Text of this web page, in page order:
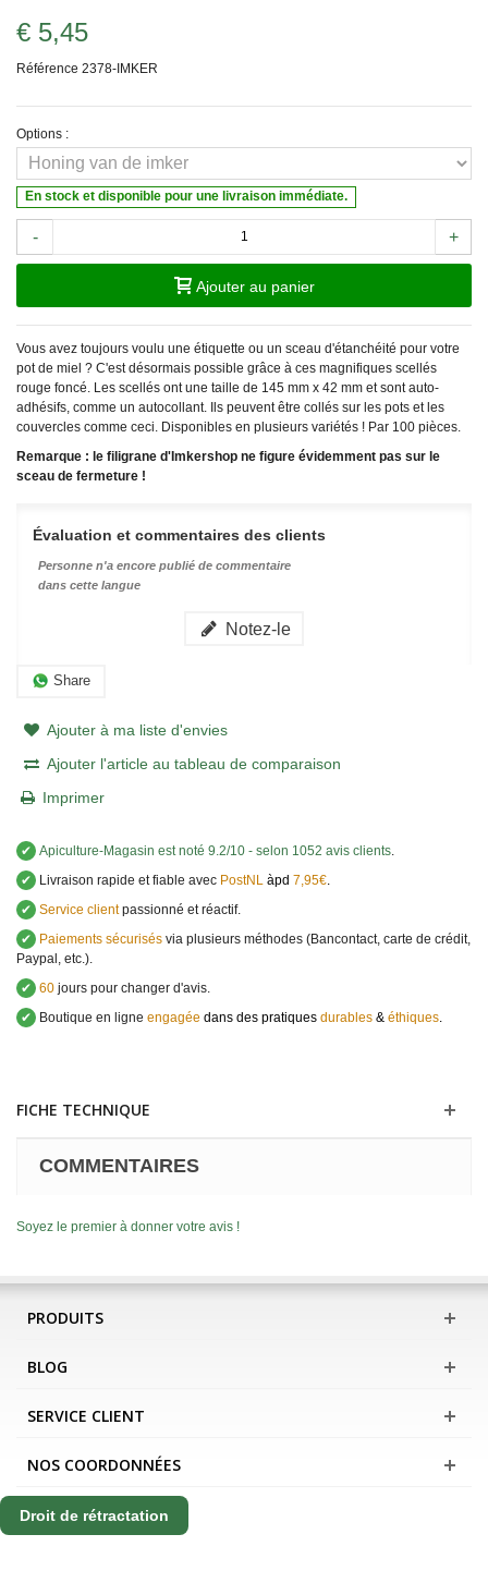
€ 5,45
Référence 2378-IMKER
Options :
En stock et disponible pour une livraison immédiate.
- +
Ajouter au panier
Vous avez toujours voulu une étiquette ou un sceau d'étanchéité pour votre
pot de miel ? C'est désormais possible grâce à ces magnifiques scellés
rouge foncé. Les scellés ont une taille de 145 mm x 42 mm et sont auto-
adhésifs, comme un autocollant. Ils peuvent être collés sur les pots et les
couvercles comme ceci. Disponibles en plusieurs variétés ! Par 100 pièces.
Remarque : le filigrane d'Imkershop ne figure évidemment pas sur le
sceau de fermeture !
Évaluation et commentaires des clients
Personne n'a encore publié de commentaire
dans cette langue
Notez-le
Share
Ajouter à ma liste d'envies
Ajouter l'article au tableau de comparaison
Imprimer
✔ Apiculture-Magasin est noté 9.2/10 - selon 1052 avis clients
✔
Livraison rapide et fiable avec PostNL àpd 7,95€
✔ Service clientpassionné et réactif.
✔
Paiements sécurisés via plusieurs méthodes (Bancontact, carte de crédit,
Paypal, etc.).
✔ 60 jours pour changer d'avis.
✔
Boutique en ligne engagée dans des pratiques durables & éthiques
FICHE TECHNIQUE
COMMENTAIRES
Soyez le premier à donner votre avis !
PRODUITS
BLOG
SERVICE CLIENT
NOS COORDONNÉES
Droit de rétractation